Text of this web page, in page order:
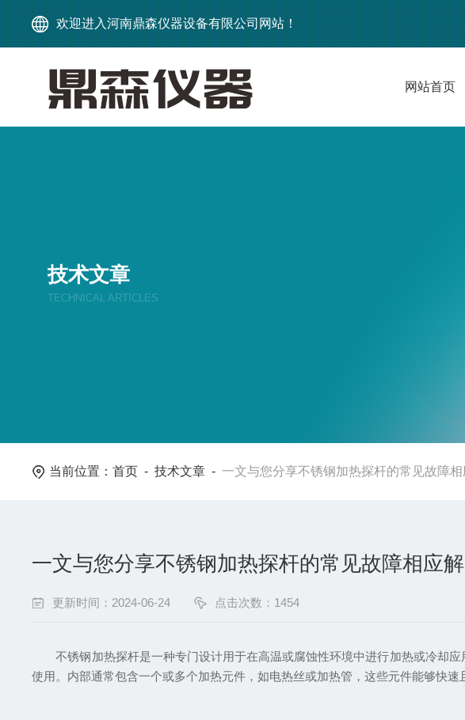
欢迎进入河南鼎森仪器设备有限公司网站！
网站首页
技术文章
TECHNICAL ARTICLES
当前位置：首页 -技术文章 - 一文与您分享不锈钢加热探杆的常见故障
一文与您分享不锈钢加热探杆的常见故障相应
更新时间：2024-06-24 点击次数：1454
不锈钢加热探杆是一种专门设计用于在高温或腐蚀性环境中进行加热或冷却应
使用。内部通常包含一个或多个加热元件，如电热丝或加热管，这些元件能够快速